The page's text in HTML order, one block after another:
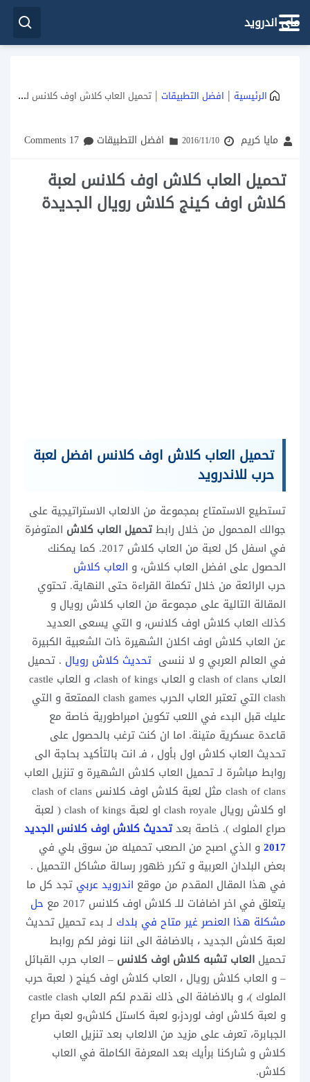
ماي اندرويد
الرئيسية | افضل التطبيقات | تحميل العاب كلاش اوف كلانس لعبة كلاش اوف كينج كلاش رويال الجديدة
مايا كريم 2016/11/10 افضل التطبيقات 17 Comments
تحميل العاب كلاش اوف كلانس لعبة
كلاش اوف كينج كلاش رويال الجديدة
تحميل العاب كلاش اوف كلانس افضل لعبة
حرب للاندرويد
تستطيع الاستمتاع بمجموعة من الالعاب الاستراتيجية على
جوالك المحمول من خلال رابطتحميل العاب كلاش المتوفرة
في اسفل كل لعبة من العاب كلاش 2017. كما يمكنك
الحصول على افضل العاب كلاش، و العاب كلاش
حرب الرائعة من خلال تكملة القراءة حتى النهاية. تحتوي
المقالة التالية على مجموعة من العاب كلاش رويال و
كذلك العاب كلاش اوف كلانس، و التي يسعى العديد
عن العاب كلاش اوف اكلان الشهيرة ذات الشعبية الكبيرة
في العالم العربي و لا ننسى تحديث كلاش رويال . تحميل
العاب clash of clans و العاب clash of kings، و العاب castle
clash التي تعتبر العاب الحرب clash games الممتعة و التي
عليك قبل البدء في اللعب تكوين امبراطورية خاصة مع
قاعدة عسكرية متينة. اما ان كنت ترغب بالحصول على
تحديث العاب كلاش اول بأول ، فـ انت بالتأكيد بحاجة الى
روابط مباشرة لـ تحميل العاب كلاش الشهيرة و تنزيل العاب
clash of clans مثل لعبة كلاش اوف كلانس clash of clans
او كلاش رويال clash royale او لعبة clash of kings ( لعبة
صراع الملوك ). خاصة بعدتحديث كلاش اوف كلانس الجديد
2017و الذي اصبح من الصعب تحميله من سوق بلي في
بعض البلدان العربية و تكرر ظهور رسالة مشاكل التحميل .
في هذا المقال المقدم من موقع اندرويد عربي تجد كل ما
يتعلق في اخر اضافات للـ كلاش اوف كلانس 2017 مع
حل
مشكلة هذا العنصر غير متاح في بلدك لـ بدء تحميل تحديث
لعبة كلاش الجديد ، بالاضافة الى اننا نوفر لكم روابط
تحميل العاب تشبه كلاش اوف كلانس – العاب حرب القبائل
– و العاب كلاش رويال ، العاب كلاش اوف كينج ( لعبة حرب
الملوك )، و بالاضافة الى ذلك نقدم لكم العاب castle clash
و لعبة كلاش اوف لوردز،و لعبة كاستل كلاش،و لعبة صراع
الجبابرة، تعرف على مزيد من الالعاب بعد تنزيل العاب
كلاش و شاركنا برأيك بعد المعرفة الكاملة في العاب
كلاش.